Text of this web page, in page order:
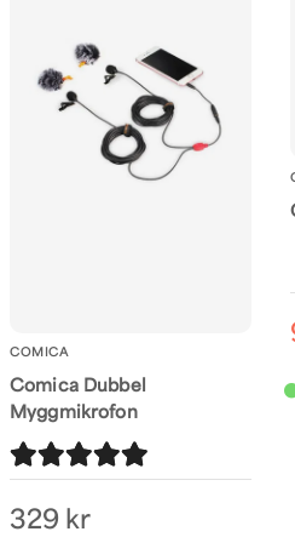
COMICA
Comica Dubbel
Myggmikrofon
329 kr
Det gör den troligtvis ej då
Potentiellt att något i denna
https://kaffebrus.com/sv/
vindpals-for-videomic-go-ii
har din mikrofon för mått?
Skicka